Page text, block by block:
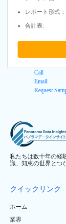
レポート形式
合計表:
Call
Email
Request
私たちは数十年の経
識、知恵の世界とつ
クイックリンク
ホーム
業界